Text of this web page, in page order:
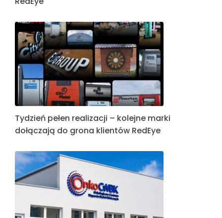
Tydzień pełen realizacji – kolejne marki
dołączają do grona klientów RedEye